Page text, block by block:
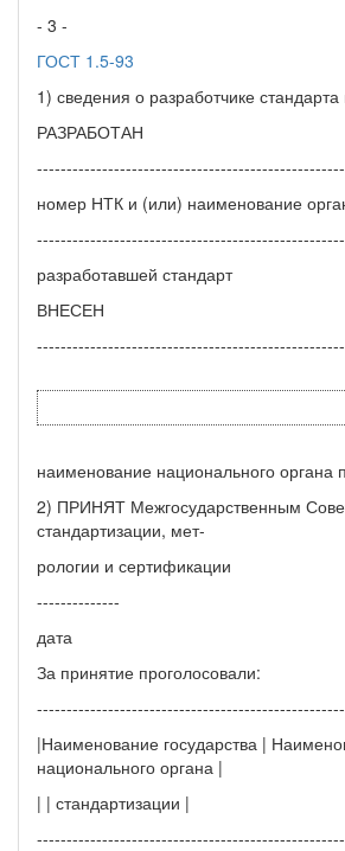
- 3 -
ГОСТ 1.5-93
1) сведения о разработчике
РАЗРАБОТАН
номер НТК и (или) наименование
разработавшей стандарт
ВНЕСЕН
наименование национального органа
2) ПРИНЯТ Межгосударственным
стандартизации, мет-
рологии и сертификации
--------------
дата
За принятие проголосовали:
|Наименование государства |
национального органа |
| | стандартизации |